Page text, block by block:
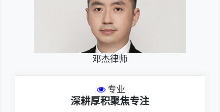
邓杰律师
专业
深耕厚积聚焦专注